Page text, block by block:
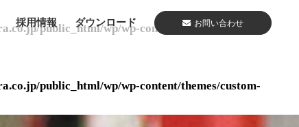
public_html/wp/wp-content/themes/custom-
public_html/wp/wp-content/themes/custom-
採用情報 ダウンロード お問い合わせ